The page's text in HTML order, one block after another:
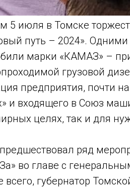
5 июля в Томске
путь – 2024».
марки «КАМАЗ» –
грузовой
предприятия, почти
и входящего в Союз
целях, так и для
ряд
во главе с
всего, губернатор